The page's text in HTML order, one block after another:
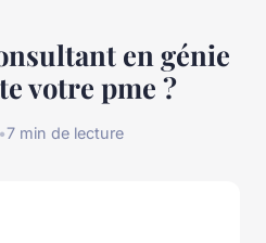
en génie
votre pme ?
•7 min de lecture